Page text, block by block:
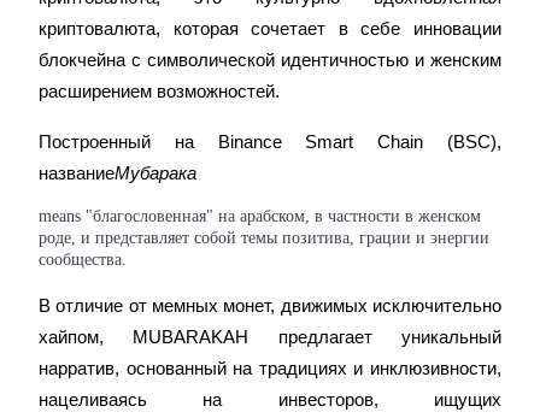
криптовалюта, которая сочетает в себе инновации
блокчейна с символической идентичностью и женским
расширением возможностей.
Построенный на Binance Smart Chain (BSC),
названиеМубарака
means "благословенная" на арабском, в частности в женском
роде, и представляет собой темы позитива, грации и энергии
сообщества.
В отличие от мемных монет, движимых исключительно
хайпом, MUBARAKAH предлагает уникальный
нарратив, основанный на традициях и инклюзивности,
нацеливаясь на инвесторов, ищущих